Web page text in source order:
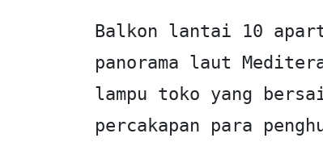
Balkon lantai 10
panorama laut
lampu toko yang
percakapan para